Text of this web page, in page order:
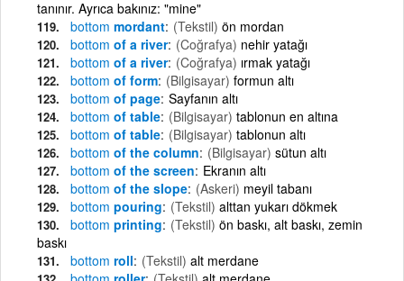
tanınır. Ayrıca bakınız: "mine"
bottom mordant (Tekstil) ön mordan
bottom of a river (Coğrafya) nehir yatağı
bottom of a river (Coğrafya) ırmak yatağı
bottom of form (Bilgisayar) formun altı
bottom of page Sayfanın altı
bottom of table (Bilgisayar) tablonun en altına
bottom of table (Bilgisayar) tablonun altı
bottom of the column (Bilgisayar) sütun altı
bottom of the screen Ekranın altı
bottom of the slope (Askeri) meyil tabanı
bottom pouring (Tekstil) alttan yukarı dökmek
bottom printing (Tekstil) ön baskı, alt baskı, zemin
baskı
bottom roll (Tekstil) alt merdane